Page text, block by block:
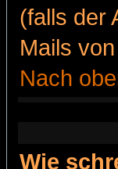
(falls der
Mails
Nach
Wie